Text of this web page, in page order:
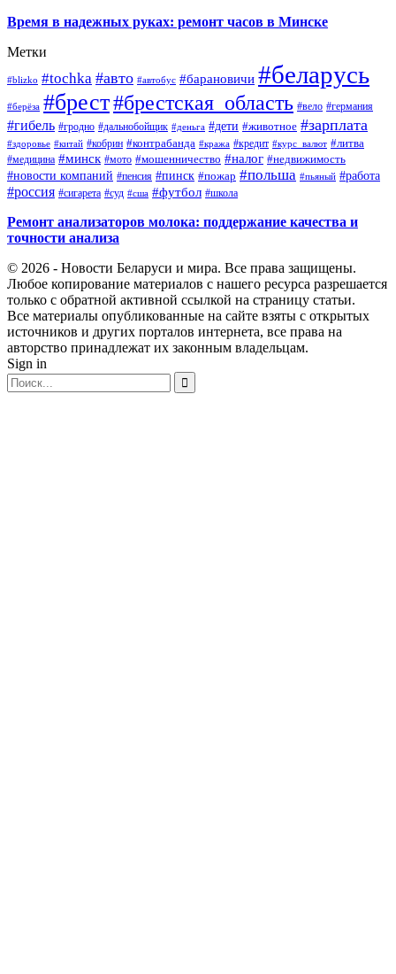
Время в надежных руках: ремонт часов в Минске
Метки
#blizko #tochka #авто #автобус #барановичи #беларусь
#берёза #брест#брестская_область #вело #германия
#гибель #гродно #дальнобойщик #деньга #дети #животное #зарплата
#здоровье #китай #кобрин #контрабанда #кража #кредит #курс_валют #литва
#медицина #минск #мото #мошенничество #налог #недвижимость
#новости компаний #пенсия #пинск #пожар #польша #пьяный #работа
#россия #сигарета #суд #сша #футбол #школа
Ремонт анализаторов молока: поддержание качества и
точности анализа
© 2026 - Новости Беларуси и мира. Все права защищены.
Любое копирование материалов с нашего ресурса разрешается
только с обратной активной ссылкой на страницу статьи.
Все материалы опубликованные на сайте взяты с открытых
источников и других порталов интернета, все права на
авторство принадлежат их законным владельцам.
Sign in